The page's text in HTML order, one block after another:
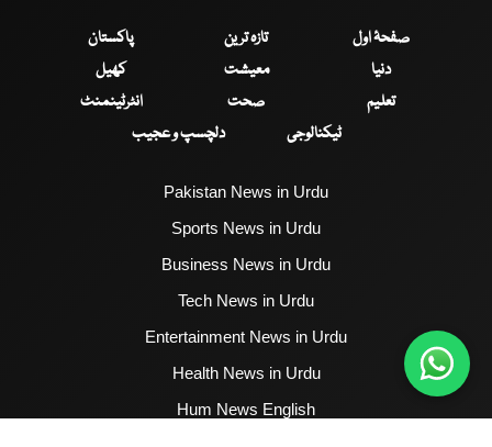
صفحۂ اول تازہ ترین
پاکستان
دنیا
معیشت
کھیل
تعلیم
صحت
انٹرٹینمنٹ
ٹیکنالوجی
دلچسپ و عجیب
Pakistan News in Urdu
Sports News in Urdu
Business News in Urdu
Tech News in Urdu
Entertainment News in Urdu
Health News in Urdu
Hum News English